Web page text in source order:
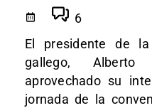
6
El presidente de
gallego,
aprovechado su
jornada de la